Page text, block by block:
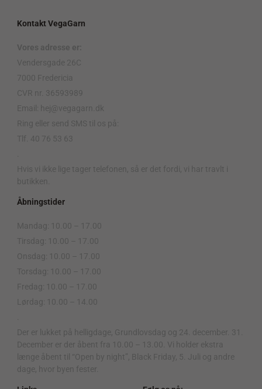
Kontakt VegaGarn
Vores adresse er:
Vendersgade 26C
7000 Fredericia
CVR nr. 36593989
Email: hej@vegagarn.dk
Ring eller send SMS til os på:
Tlf. 40 76 53 63
Hvis vi ikke lige tager telefonen, så er det fordi, vi har travlt i
butikken.
Åbningstider
Mandag: 10.00 – 17.00
Tirsdag: 10.00 – 17.00
Onsdag: 10.00 – 17.00
Torsdag: 10.00 – 17.00
Fredag: 10.00 – 17.00
Lørdag: 10.00 – 14.00
Der er lukket på helligdage, Grundlovsdag og 24. december. 31.
December er der åbent fra 10.00 – 13.00. Vi holder ekstra
længe åbent til “Open by night”, Black Friday, 5. Juli og andre
dage, hvor byen fester.